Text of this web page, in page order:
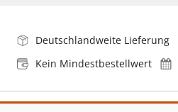
Deutschlandweite Lieferung
Kein Mindestbestellwert